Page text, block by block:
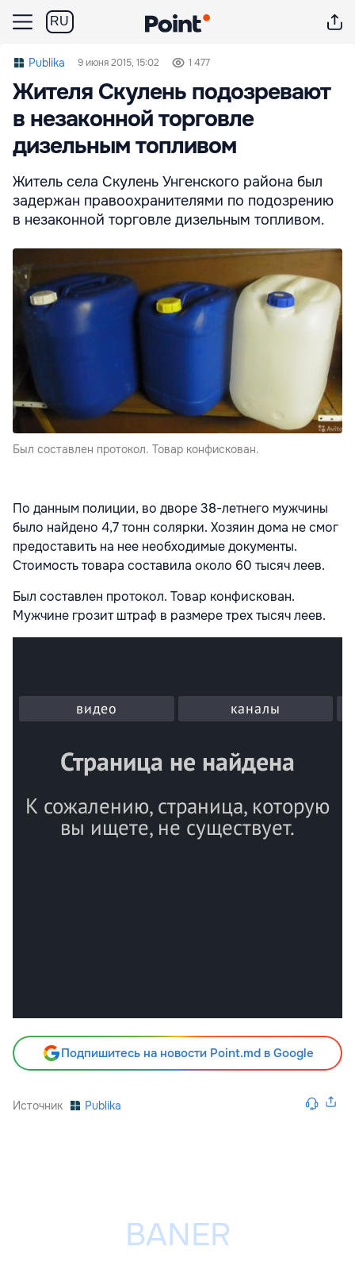
RU
Publika 9 июня 2015, 15:02 1 477
Жителя Скулень подозревают
в незаконной торговле
дизельным топливом
Житель села Скулень Унгенского района был
задержан правоохранителями по подозрению
в незаконной торговле дизельным топливом.
Был составлен протокол. Товар конфискован.
По данным полиции, во дворе 38-летнего мужчины
было найдено 4,7 тонн солярки. Хозяин дома не смог
предоставить на нее необходимые документы.
Стоимость товара составила около 60 тысяч леев.
Был составлен протокол. Товар конфискован.
Мужчине грозит штраф в размере трех тысяч леев.
Подпишитесь на новости Point.md в Google
Источник Publika